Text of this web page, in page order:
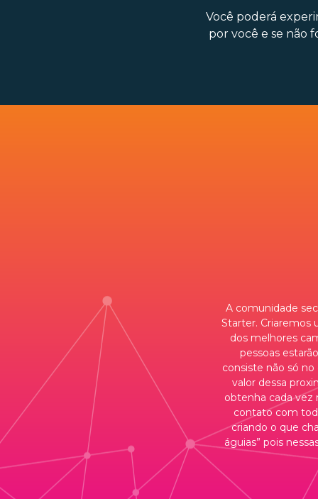
Você poderá
por você e se não
A comunidade
Starter. Criaremos
dos melhores
pessoas
consiste não só
valor dessa
obtenha cada vez
contato com
criando o que
águias” pois